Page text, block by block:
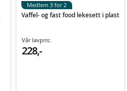
Vaffel- og fast food lekesett i plast
Vår lavpris:
228,-
Medlem 3 for 2